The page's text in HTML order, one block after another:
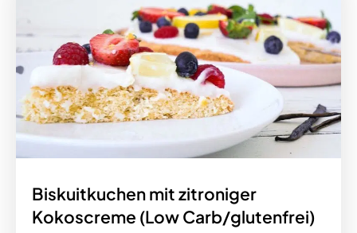
Biskuitkuchen mit zitroniger
Kokoscreme (Low Carb/glutenfrei)